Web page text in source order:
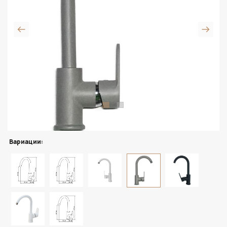
Вариации: